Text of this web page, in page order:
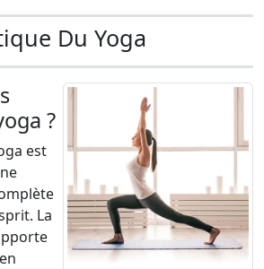
Du Yoga
?
est
La